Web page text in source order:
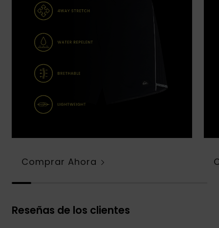
Comprar Ahora
Reseñas de los clientes